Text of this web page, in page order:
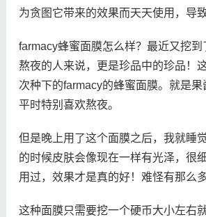
为贪图它带来的效果而天天使用，导
farmacy蜂蜜面膜怎么样？最近又挖
熬夜的人来说，更是珍品中的珍品！
次种下的farmacy的蜂蜜面膜。就是果
平时特别喜欢熬夜。
但是晚上用了这个面膜之后，我就睡
的时候皮肤会像现在一样有光泽，很
用过，效果才是真的好！难怪有那么
这种面膜只需要挖一个硬币大小左右